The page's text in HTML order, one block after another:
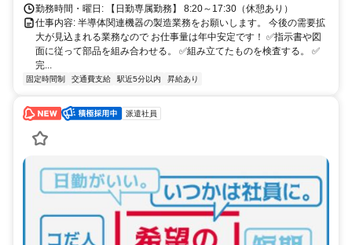
勤務時間・曜日: 【日勤専属勤務】 8:20～17:30（休憩あり）
仕事内容: 半導体関連機器の製造業務をお願いします。 今後の需要拡
大が見込まれる業務なので お仕事量は年中安定です！ ✅指示書や図
面に従って部品を組み合わせる。 ✅組み立てたものを検査する。 ✅
完...
固定時間制 交通費支給 駅近5分以内 昇給あり
派遣社員